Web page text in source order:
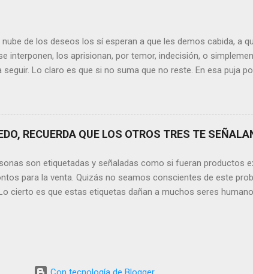
la frase de Gabriel García Márquez que dice que “ninguna
que su mirada nos realce, pues los ojos del amor tienen esa
de los deseos los sí esperan a que les demos cabida, a
interponen, los aprisionan, por temor, indecisión, o
Lo claro es que si no suma que no reste. En esa puja
algo , si aportan de alguna forma a nuestro día a día, y lo
o energía, elementos que en la medida que pasa la vida
Evidentemente, de lo malo, de lo difícil es donde más
y resurgimos como el Ave Fénix. Sin embargo,
momento sea irrepetible y mágico. Quizás aquí radique la
RECUERDA QUE LOS OTROS TRES TE
son etiquetadas y señaladas como si fueran productos
para la venta. Quizás no seamos conscientes de este
cierto es que estas etiquetas dañan a muchos seres
de la Humanidad, lo que llama la atención es que en
estancados en algún otro siglo. Y basta con mirar las